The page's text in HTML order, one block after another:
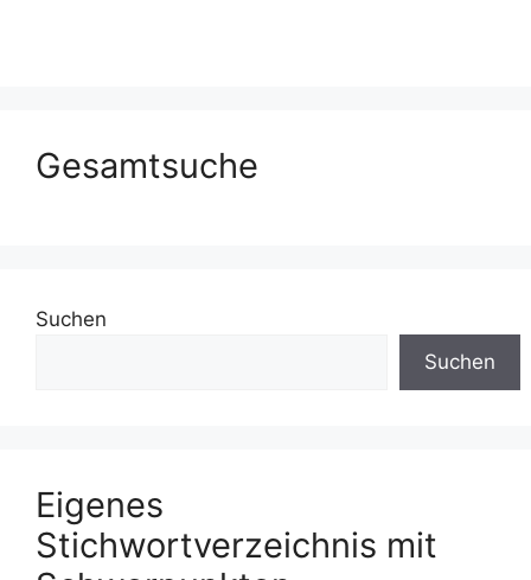
Gesamtsuche
Suchen
Suchen
Eigenes
Stichwortverzeichnis mit